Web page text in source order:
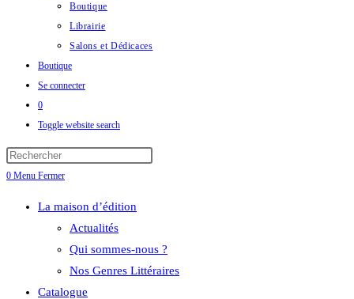
Boutique
Librairie
Salons et Dédicaces
Boutique
Se connecter
0
Toggle website search
0 Menu Fermer
La maison d’édition
Actualités
Qui sommes-nous ?
Nos Genres Littéraires
Catalogue